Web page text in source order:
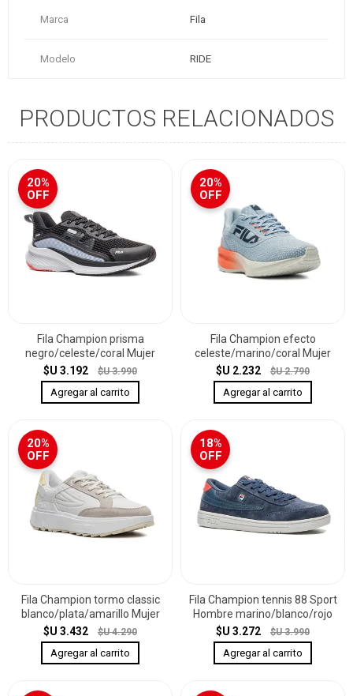
Marca Fila
Modelo RIDE
PRODUCTOS RELACIONADOS
20%
OFF
Fila Champion prisma
negro/celeste/coral Mujer
$U 3.192
$U 3.990
20%
OFF
Fila Champion efecto
celeste/marino/coral Mujer
$U 2.232
$U 2.790
20%
OFF
Fila Champion tormo classic
blanco/plata/amarillo Mujer
$U 3.432
$U 4.290
18%
OFF
Fila Champion tennis 88 Sport
Hombre marino/blanco/rojo
$U 3.272
$U 3.990